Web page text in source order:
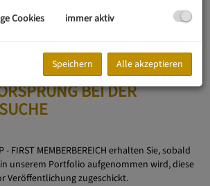
BÜROS / LOKALE
- IHR
BEI DER
FIRST MEMBERBEREICH erhalten Sie, sobald
unserem Portfolio aufgenommen wird, diese
Veröffentlichung zugeschickt.
Cookies immer aktiv
Speichern Alle akzeptieren